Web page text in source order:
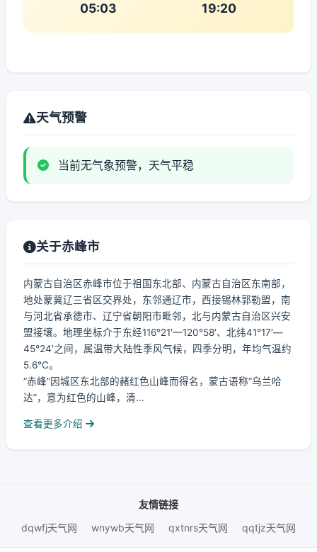
05:03 19:20
天气预警
当前无气象预警，天气平稳
关于赤峰市
内蒙古自治区赤峰市位于祖国东北部、内蒙古自治区东南部，
地处蒙冀辽三省区交界处，东邻通辽市，西接锡林郭勒盟，南
与河北省承德市、辽宁省朝阳市毗邻，北与内蒙古自治区兴安
盟接壤。地理坐标介于东经116°21′—120°58′、北纬41°17′—
45°24′之间，属温带大陆性季风气候，四季分明，年均气温约
5.6℃。
“赤峰”因城区东北部的赭红色山峰而得名，蒙古语称“乌兰哈
达”，意为红色的山峰，清...
查看更多介绍
友情链接
dqwfj天气网
wnywb天气网 qxtnrs天气网 qqtjz天气网